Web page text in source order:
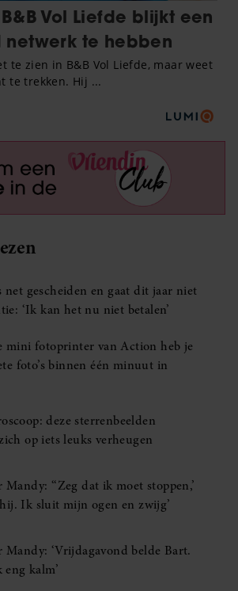
gescheiden en gaat dit jaar niet
‘Ik kan het nu niet betalen’
mini fotoprinter van Action heb je
foto’s binnen één minuut in
deze sterrenbeelden
op iets leuks verheugen
Mandy: ‘‘Zeg dat ik moet stoppen,’
Ik sluit mijn ogen en zwijg’
Mandy: ‘Vrijdagavond belde Bart.
kalm’